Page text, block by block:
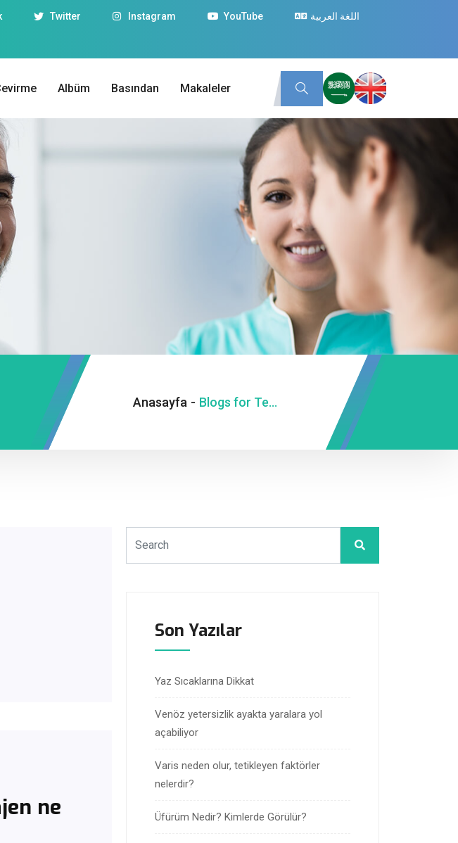
Twitter Instagram YouTube اللغة العربية
Albüm Basından Makaleler
Anasayfa - Blogs for Temmuz, 2023
ne
Son Yazılar
Yaz Sıcaklarına Dikkat
Venöz yetersizlik ayakta yaralara yol
açabiliyor
Varis neden olur, tetikleyen faktörler
nelerdir?
Üfürüm Nedir? Kimlerde Görülür?